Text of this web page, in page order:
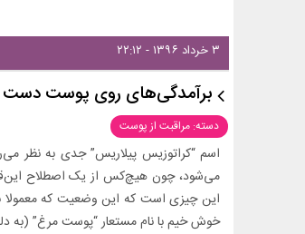
۳ خرداد ۱۳۹۶ - ۲۲:۱۲
برآمدگی‌های روی پوست
دسته: مراقبت از پوست
اسم “کراتوزیس پیلاریس” جدی به نظر
می‌شود، چون هیچ‌کس از یک اصطلاح
خوش خیم با نام مستعار “پوست مرغ”